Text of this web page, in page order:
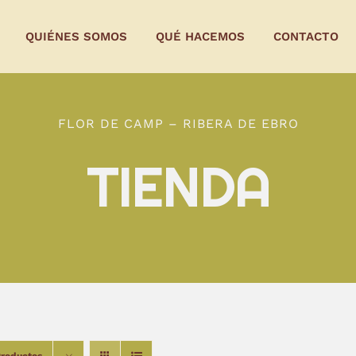
QUIÉNES SOMOS QUÉ HACEMOS CONTACTO
FLOR DE CAMP – RIBERA DE EBRO
TIENDA